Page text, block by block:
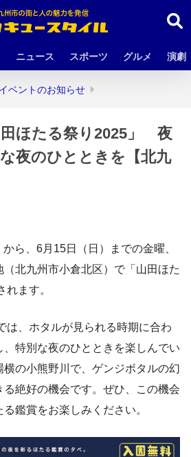
ニュース スポーツ グルメ 演劇
イベントのお知らせ
田ほたる祭り2025」 夜
夜のひとときを【北九
ら、6月15日（日）までの金曜、
北九州市小倉北区）で「山田ほた
れます。
は、ホタルが見られる時期に合わ
特別な夜のひとときを楽しんでい
の小熊野川で、ゲンジボタルの幻
絶好の機会です。ぜひ、この機会
鑑賞をお楽しみください。